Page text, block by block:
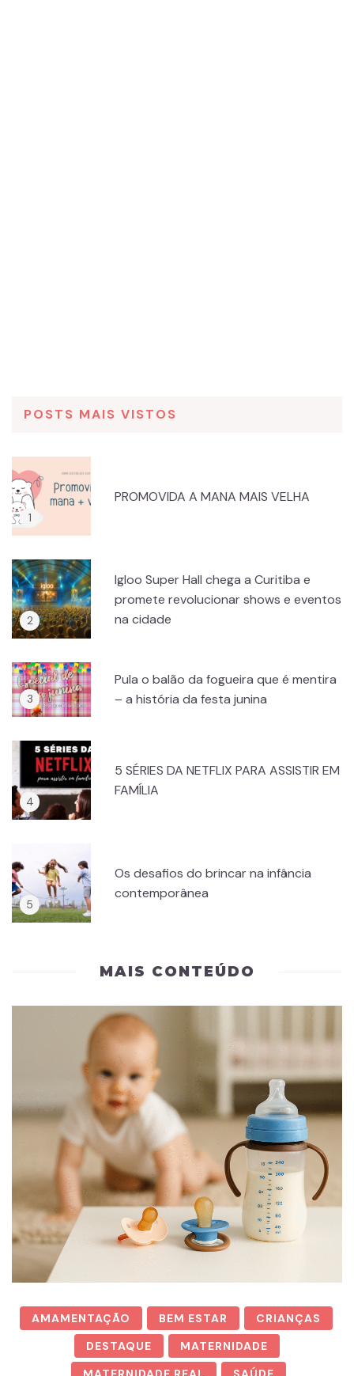
POSTS MAIS VISTOS
PROMOVIDA A MANA MAIS VELHA
Igloo Super Hall chega a Curitiba e
promete revolucionar shows e eventos
na cidade
Pula o balão da fogueira que é mentira
– a história da festa junina
5 SÉRIES DA NETFLIX PARA ASSISTIR EM
FAMÍLIA
Os desafios do brincar na infância
contemporânea
MAIS CONTEÚDO
AMAMENTAÇÃO BEM ESTAR
CRIANÇAS
DESTAQUE
MATERNIDADE